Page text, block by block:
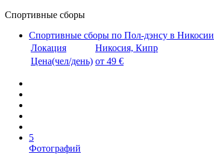
Спортивные сборы
Спортивные сборы по Пол-дэнсу в Никосии
Локация
Никосия, Кипр
Цена(чел/день) от 49 €
5
Фотографий